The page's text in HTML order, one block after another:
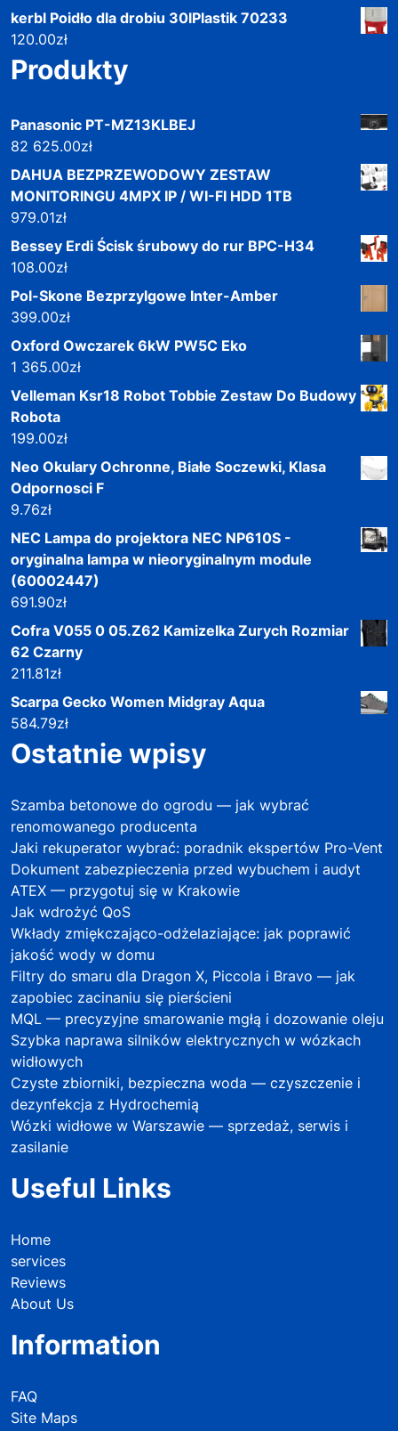
kerbl Poidło dla drobiu 30lPlastik 70233
120.00zł
Produkty
Panasonic PT-MZ13KLBEJ
82 625.00zł
DAHUA BEZPRZEWODOWY ZESTAW
MONITORINGU 4MPX IP / WI-FI HDD 1TB
979.01zł
Bessey Erdi Ścisk śrubowy do rur BPC-H34
108.00zł
Pol-Skone Bezprzylgowe Inter-Amber
399.00zł
Oxford Owczarek 6kW PW5C Eko
1 365.00zł
Velleman Ksr18 Robot Tobbie Zestaw Do Budowy
Robota
199.00zł
Neo Okulary Ochronne, Białe Soczewki, Klasa
Odpornosci F
9.76zł
NEC Lampa do projektora NEC NP610S -
oryginalna lampa w nieoryginalnym module
(60002447)
691.90zł
Cofra V055 0 05.Z62 Kamizelka Zurych Rozmiar
62 Czarny
211.81zł
Scarpa Gecko Women Midgray Aqua
584.79zł
Ostatnie wpisy
Szamba betonowe do ogrodu — jak wybrać
renomowanego producenta
Jaki rekuperator wybrać: poradnik ekspertów Pro-Vent
Dokument zabezpieczenia przed wybuchem i audyt
ATEX — przygotuj się w Krakowie
Jak wdrożyć QoS
Wkłady zmiękczająco-odżelaziające: jak poprawić
jakość wody w domu
Filtry do smaru dla Dragon X, Piccola i Bravo — jak
zapobiec zacinaniu się pierścieni
MQL — precyzyjne smarowanie mgłą i dozowanie oleju
Szybka naprawa silników elektrycznych w wózkach
widłowych
Czyste zbiorniki, bezpieczna woda — czyszczenie i
dezynfekcja z Hydrochemią
Wózki widłowe w Warszawie — sprzedaż, serwis i
zasilanie
Useful Links
Home
services
Reviews
About Us
Information
FAQ
Site Maps